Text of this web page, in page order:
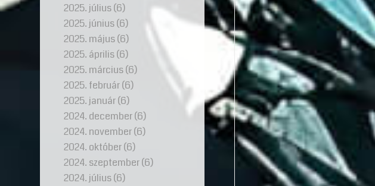
2025. július(6)
2025. június(6)
2025. május(6)
2025. április(6)
2025. március(6)
2025. február(6)
2025. január(6)
2024. december(6)
2024. november(6)
2024. október(6)
2024. szeptember(6)
2024. július(6)